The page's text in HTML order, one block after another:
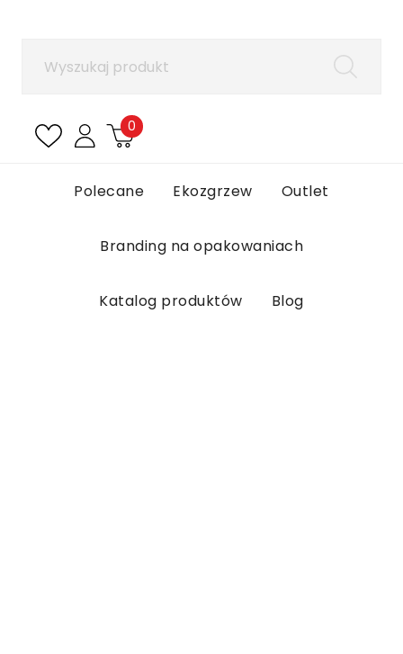
0
Polecane Ekozgrzew Outlet
Branding na opakowaniach
Katalog produktów Blog
Aby zapisać produkty na liście ulubionych, musisz
Anuluj Zaloguj się